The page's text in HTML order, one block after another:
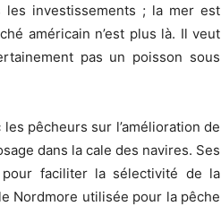
investissements ; la mer est
américain n’est plus là. Il veut
pas un poisson sous
pêcheurs sur l’amélioration de
dans la cale des navires. Ses
faciliter la sélectivité de la
Nordmore utilisée pour la pêche